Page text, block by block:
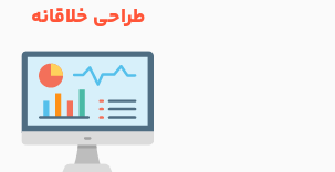
طراحی خلاقانه